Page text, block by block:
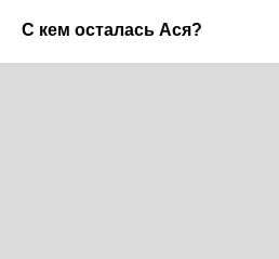
С кем осталась Ася?